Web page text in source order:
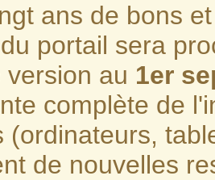
ans de bons
portail sera
version au 1er
complète de
(ordinateurs,
de nouvelles